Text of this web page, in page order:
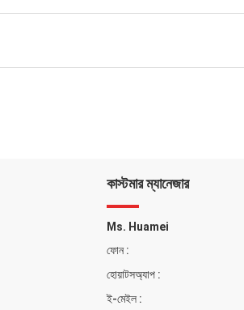
কাস্টমার ম্যানেজার
Ms. Huamei
ফোন :
হোয়াটসঅ্যাপ :
ই-মেইল :